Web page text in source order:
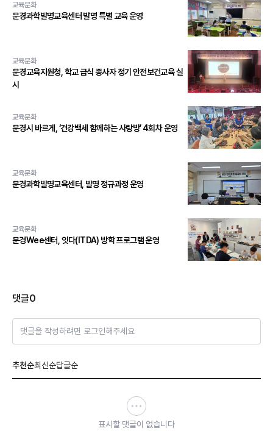
교육문화
문경과학발명교육센터 발명 특별 교육 운영
교육문화
문경교육지원청, 학교 급식 종사자 정기 안전보건교육 실
시
교육문화
문경시 바르게, ‘건강백세 함께하는 사랑방’ 4회차 운영
교육문화
문경과학발명교육센터, 발명 정규과정 운영
교육문화
문경Wee센터, 잇다(ITDA) 방학 프로그램 운영
댓글0
댓글을 작성하려면 로그인해주세요
추천순최신순답글순
표시할 댓글이 없습니다